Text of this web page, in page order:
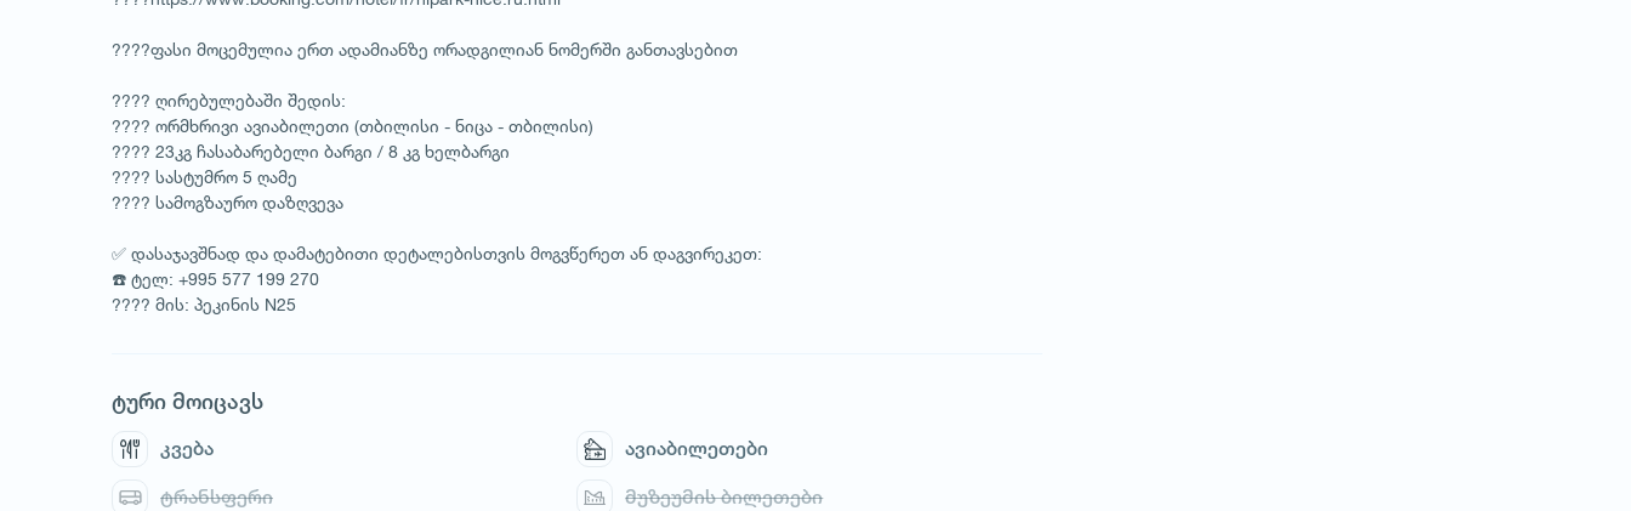
????ფასი მოცემულია ერთ ადამიანზე ორადგილიან ნომერში განთავსებით
???? ღირებულებაში შედის:
???? ორმხრივი ავიაბილეთი (თბილისი - ნიცა - თბილისი)
???? 23კგ ჩასაბარებელი ბარგი / 8 კგ ხელბარგი
???? სასტუმრო 5 ღამე
???? სამოგზაურო დაზღვევა
✅ დასაჯავშნად და დამატებითი დეტალებისთვის მოგვწერეთ ან დაგვირეკეთ:
☎️ ტელ: +995 577 199 270
???? მის: პეკინის N25
ტური მოიცავს
კვება ავიაბილეთები
ტრანსფერი მუზეუმის ბილეთები